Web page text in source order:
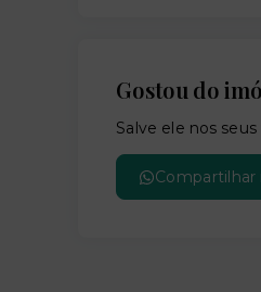
Gostou do
Salve ele nos
Compartilhar